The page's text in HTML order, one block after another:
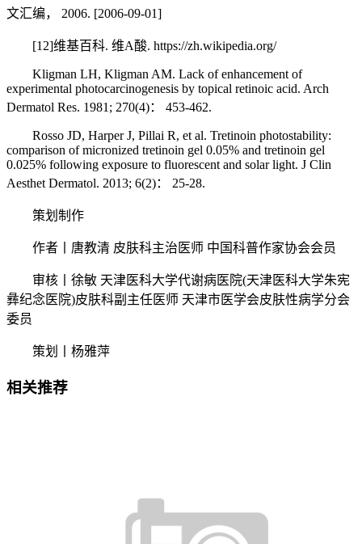
文汇编， 2006. [2006-09-01]
[12]维基百科. 维A酸. https://zh.wikipedia.org/
Kligman LH, Kligman AM. Lack of enhancement of
experimental photocarcinogenesis by topical retinoic acid. Arch
Dermatol Res. 1981; 270(4)： 453-462.
Rosso JD, Harper J, Pillai R, et al. Tretinoin photostability:
comparison of micronized tretinoin gel 0.05% and tretinoin gel
0.025% following exposure to fluorescent and solar light. J Clin
Aesthet Dermatol. 2013; 6(2)： 25-28.
策划制作
作者丨唐教清 皮肤科主治医师 中国科普作家协会会员
审核丨徐敏 天津医科大学代谢病医院(天津医科大学朱宪
彝纪念医院)皮肤科副主任医师 天津市医学会皮肤性病学分会
委员
策划丨杨雅萍
相关推荐